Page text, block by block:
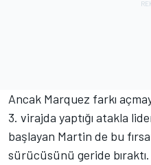
Ancak Marquez farkı
3. virajda yaptığı atakla
başlayan Martin de bu
sürücüsünü geride